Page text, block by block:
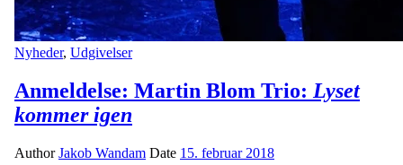
Nyheder, Udgivelser
Anmeldelse: Martin Blom Trio: Lyset
kommer igen
AuthorJakob Wandam Date 15. februar 2018